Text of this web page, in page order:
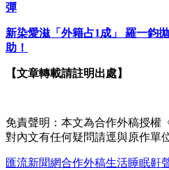
彈
新染愛滋「外籍占1成」 羅一鈞
助！
【文章轉載請註明出處】
免責聲明：本文為合作外稿授權
對內文有任何疑問請逕與原作單
匯流新聞網合作外稿生活睡眠鼾